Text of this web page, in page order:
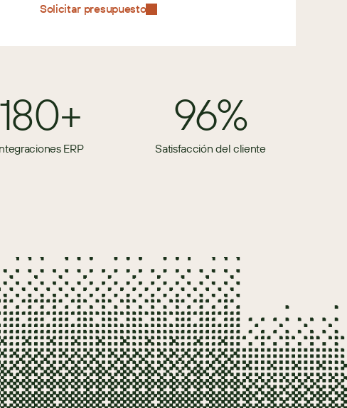
Solicitar presupuesto
180+
ERP
96%
Satisfacción del cliente